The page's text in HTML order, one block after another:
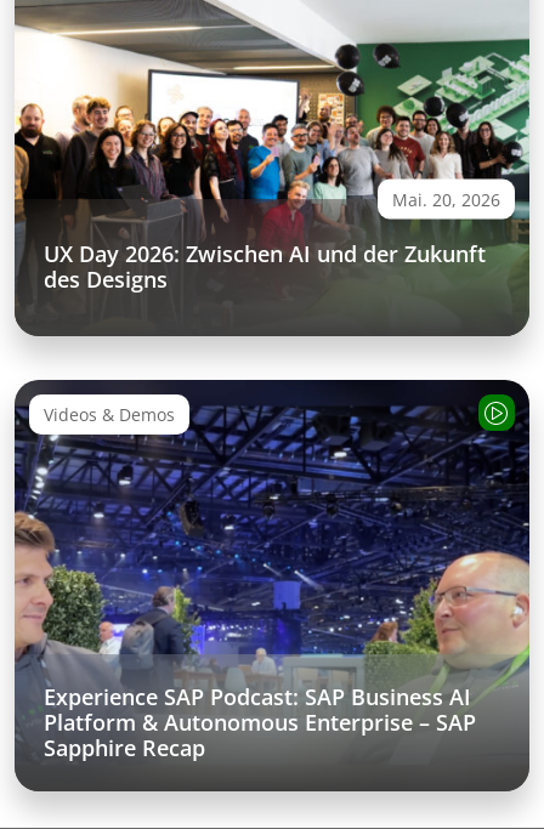
Mai. 20, 2026
UX Day 2026: Zwischen AI und der Zukunft
des Designs
Videos & Demos
Experience SAP Podcast: SAP Business AI
Platform & Autonomous Enterprise – SAP
Sapphire Recap